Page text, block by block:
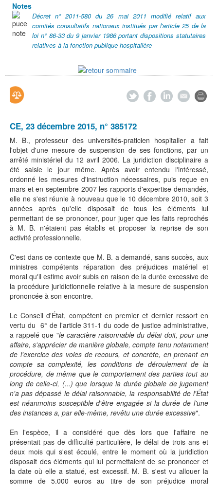
Notes
Décret n° 2011-580 du 26 mai 2011 modifié relatif aux
comités consultatifs nationaux institués par l'article 25 de la
loi n° 86-33 du 9 janvier 1986 portant dispositions statutaires
relatives à la fonction publique hospitalière
CE, 23 décembre 2015, n° 385172
M. B., professeur des universités-praticien hospitalier a fait
l'objet d'une mesure de suspension de ses fonctions, par un
arrêté ministériel du 12 avril 2006. La juridiction disciplinaire a
été saisie le jour même. Après avoir entendu l'intéressé,
ordonné les mesures d'instruction nécessaires, puis reçue en
mars et en septembre 2007 les rapports d'expertise demandés,
elle ne s'est réunie à nouveau que le 10 décembre 2010, soit 3
années après qu'elle disposait de tous les éléments lui
permettant de se prononcer, pour juger que les faits reprochés
à M. B. n'étaient pas établis et proposer la reprise de son
activité professionnelle.
C'est dans ce contexte que M. B. a demandé, sans succès, aux
ministres compétents réparation des préjudices matériel et
moral qu'il estime avoir subis en raison de la durée excessive de
la procédure juridictionnelle relative à la mesure de suspension
prononcée à son encontre.
Le Conseil d'État, compétent en premier et dernier ressort en
vertu du 6° de l'article 311-1 du code de justice administrative,
a rappelé que "le caractère raisonnable du délai doit, pour une
affaire, s'apprécier de manière globale, compte tenu notamment
de l'exercice des voies de recours, et concrète, en prenant en
compte sa complexité, les conditions de déroulement de la
procédure, de même que le comportement des parties tout au
long de celle-ci, (...) que lorsque la durée globale de jugement
n'a pas dépassé le délai raisonnable, la responsabilité de l'État
est néanmoins susceptible d'être engagée si la durée de l'une
des instances a, par elle-même, revêtu une durée excessive".
En l'espèce, il a considéré que dès lors que l'affaire ne
présentait pas de difficulté particulière, le délai de trois ans et
deux mois qui s'est écoulé, entre le moment où la juridiction
disposait des éléments qui lui permettaient de se prononcer et
la date où elle a statué, est excessif. M. B. s'est vu allouer la
somme de 5.000 euros au titre de son préjudice moral